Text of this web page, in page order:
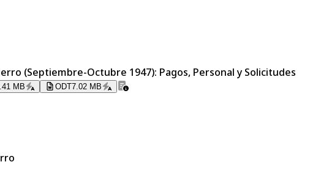
(Septiembre-Octubre 1947): Pagos, Personal y Solicitudes
MB ODT7.02 MB